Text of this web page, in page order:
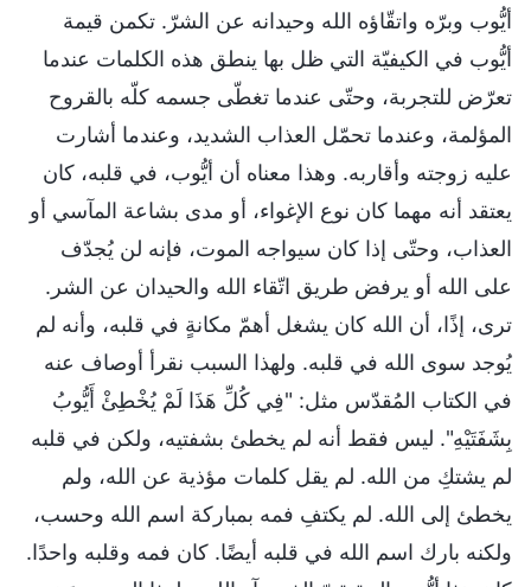
أيُّوب وبرّه واتقّاؤه الله وحيدانه عن الشرّ. تكمن قيمة
أيُّوب في الكيفيّة التي ظل بها ينطق هذه الكلمات عندما
تعرّض للتجربة، وحتّى عندما تغطّى جسمه كلّه بالقروح
المؤلمة، وعندما تحمّل العذاب الشديد، وعندما أشارت
عليه زوجته وأقاربه. وهذا معناه أن أيُّوب، في قلبه، كان
يعتقد أنه مهما كان نوع الإغواء، أو مدى بشاعة المآسي أو
العذاب، وحتّى إذا كان سيواجه الموت، فإنه لن يُجدّف
على الله أو يرفض طريق اتّقاء الله والحيدان عن الشر.
ترى، إذًا، أن الله كان يشغل أهمّ مكانةٍ في قلبه، وأنه لم
يُوجد سوى الله في قلبه. ولهذا السبب نقرأ أوصاف عنه
في الكتاب المُقدّس مثل: "فِي كُلِّ هَذَا لَمْ يُخْطِئْ أَيُّوبُ
بِشَفَتَيْهِ". ليس فقط أنه لم يخطئ بشفتيه، ولكن في قلبه
لم يشتكِ من الله. لم يقل كلمات مؤذية عن الله، ولم
يخطئ إلى الله. لم يكتفِ فمه بمباركة اسم الله وحسب،
ولكنه بارك اسم الله في قلبه أيضًا. كان فمه وقلبه واحدًا.